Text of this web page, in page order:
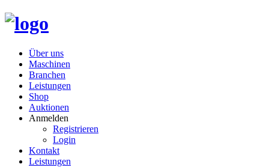
Über uns
Maschinen
Branchen
Leistungen
Shop
Auktionen
Anmelden
Registrieren
Login
Kontakt
Leistungen